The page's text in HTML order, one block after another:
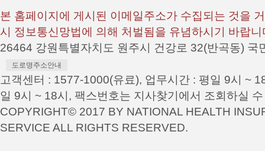
본 홈페이지에 게시된 이메일주소가 수집되는 것을
시 정보통신망법에 의해 처벌됨을 유념하시기 바랍니
26464 강원특별자치도 원주시 건강로 32(반곡동) 국
도로명주소안내
고객센터 : 1577-1000(유료), 업무시간 : 평일 9시 ~
일 9시 ~ 18시, 팩스번호는 지사찾기에서 조회하실
COPYRIGHT© 2017 BY NATIONAL HEALTH
SERVICE ALL RIGHTS RESERVED.